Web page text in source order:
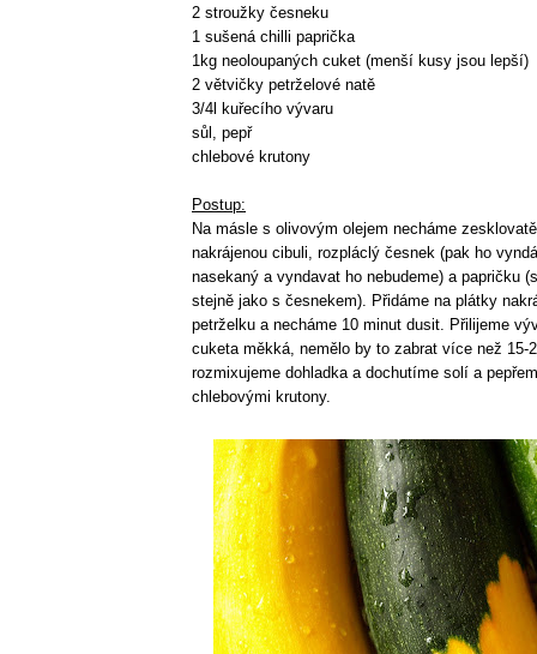
2 stroužky česneku
1 sušená chilli paprička
1kg neoloupaných cuket (menší kusy jsou lepší)
2 větvičky petrželové natě
3/4l kuřecího vývaru
sůl, pepř
chlebové krutony
Postup:
Na másle s olivovým olejem necháme
nakrájenou cibuli, rozpláclý česnek (pak ho
nasekaný a vyndavat ho nebudeme) a papričku
stejně jako s česnekem). Přidáme na plátky
petrželku a necháme 10 minut dusit. Přilijeme
cuketa měkká, nemělo by to zabrat více než 15-
rozmixujeme dohladka a dochutíme solí a
chlebovými krutony.